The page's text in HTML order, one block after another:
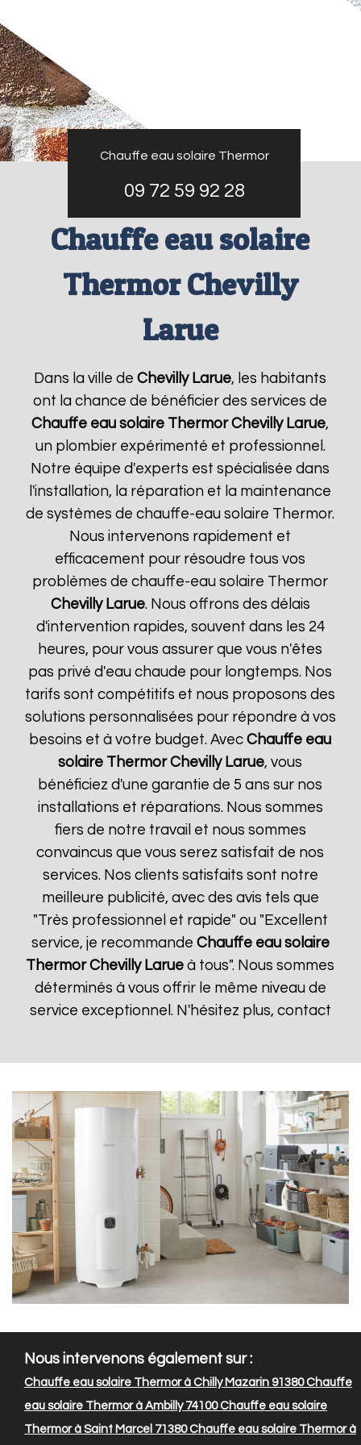
Chauffe eau solaire Thermor
09 72 59 92 28
Chauffe eau solaire
Thermor Chevilly
Larue
Dans la ville deChevilly Larue, les habitants
ont la chance de bénéficier des services de
Chauffe eau solaire Thermor Chevilly Larue,
un plombier expérimenté et professionnel.
Notre équipe d'experts est spécialisée dans
l'installation, la réparation et la maintenance
de systèmes de chauffe-eau solaire Thermor.
Nous intervenons rapidement et
efficacement pour résoudre tous vos
problèmes de chauffe-eau solaire Thermor
Chevilly Larue. Nous offrons des délais
d'intervention rapides, souvent dans les 24
heures, pour vous assurer que vous n'êtes
pas privé d'eau chaude pour longtemps. Nos
tarifs sont compétitifs et nous proposons des
solutions personnalisées pour répondre à vos
besoins et à votre budget. AvecChauffe eau
solaire Thermor Chevilly Larue, vous
bénéficiez d'une garantie de 5 ans sur nos
installations et réparations. Nous sommes
fiers de notre travail et nous sommes
convaincus que vous serez satisfait de nos
services. Nos clients satisfaits sont notre
meilleure publicité, avec des avis tels que
"Très professionnel et rapide" ou "Excellent
service, je recommande Chauffe eau solaire
Thermor Chevilly Larue à tous". Nous sommes
déterminés à vous offrir le même niveau de
service exceptionnel. N'hésitez plus, contact
Nous intervenons également sur :
Chauffe eau solaire Thermor à Chilly Mazarin 91380Chauffe
eau solaire Thermor à Ambilly 74100Chauffe eau solaire
Thermor à Saint Marcel 71380Chauffe eau solaire Thermor à